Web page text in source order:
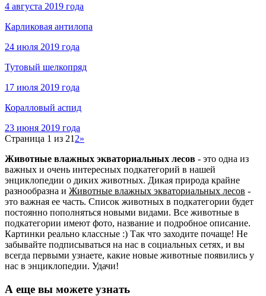
4 августа 2019 года
Карликовая антилопа
24 июля 2019 года
Тутовый шелкопряд
17 июля 2019 года
Коралловый аспид
23 июня 2019 года
Страница 1 из 21 2»
Животные влажных экваториальных лесов - это одна из
важных и очень интересных подкатегорий в нашей
энциклопедии о диких животных. Дикая природа крайне
разнообразна и Животные влажных экваториальных лесов -
это важная ее часть. Список животных в подкатегории будет
постоянно пополняться новыми видами. Все животные в
подкатегории имеют фото, название и подробное описание.
Картинки реально классные :) Так что заходите почаще! Не
забывайте подписываться на нас в социальных сетях, и вы
всегда первыми узнаете, какие новые животные появились у
нас в энциклопедии. Удачи!
А еще вы можете узнать